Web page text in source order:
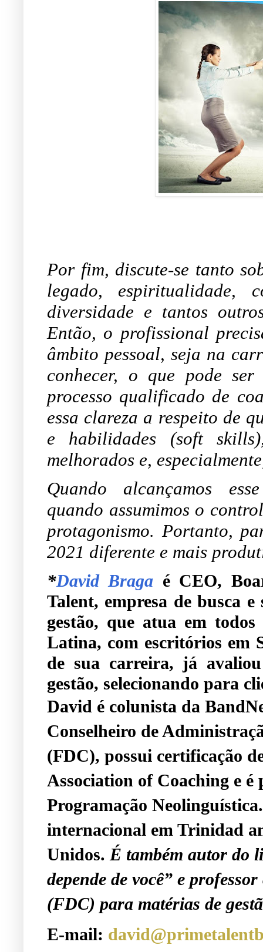
Por fim, discute-se tanto
legado, espiritualidade,
diversidade e tantos
Então, o profissional
âmbito pessoal, seja na
conhecer, o que pode
processo qualificado de
essa clareza a respeito de
e habilidades (soft
melhorados e,
Quando alcançamos
quando assumimos o
protagonismo. Portanto,
2021 diferente e mais
*David Braga é CEO,
Talent, empresa de busca
gestão, que atua em
Latina, com escritórios em
de sua carreira, já
gestão, selecionando para
David é colunista da
Conselheiro de
(FDC), possui certificação
Association of Coaching e
Programação
internacional em Trinidad
Unidos.É também autor do
depende de você” e
(FDC) para matérias de
E-mail: